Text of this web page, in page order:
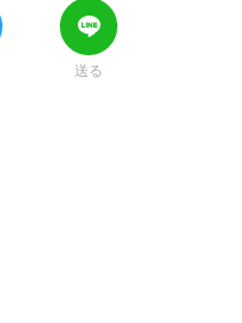
送る